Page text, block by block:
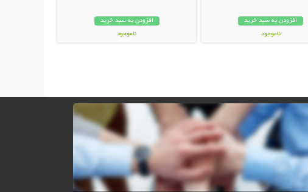
افزودن به سبد خرید
ناموجود
افزودن به سبد خرید
ناموجود